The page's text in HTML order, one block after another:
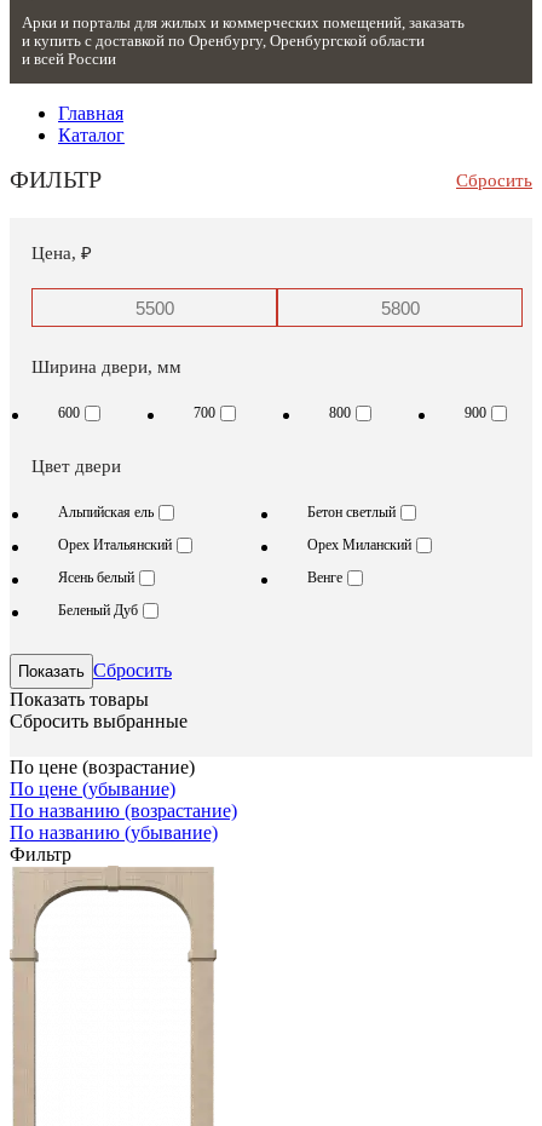
Арки и порталы для жилых и коммерческих помещений, заказать
и купить с доставкой по Оренбургу Оренбургской области
и всей России
Главная
Каталог
ФИЛЬТР Сбросить
Цена, ₽
Ширина двери, мм
600 700 800 900
Цвет двери
Альпийская ель
Бетон светлый
Орех Итальянский
Орех Миланский
Ясень белый
Венге
Беленый Дуб
Сбросить
Показать товары
Сбросить выбранные
По цене (возрастание)
По цене (убывание)
По названию (возрастание)
По названию (убывание)
Фильтр